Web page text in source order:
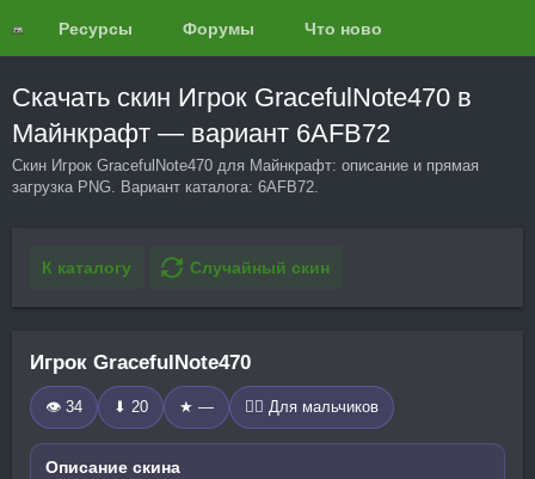
Ресурсы Форумы Что нового?
Скачать скин Игрок GracefulNote470 в
Майнкрафт — вариант 6AFB72
Скин Игрок GracefulNote470 для Майнкрафт: описание и прямая
загрузка PNG. Вариант каталога: 6AFB72.
К каталогу Случайный скин
Игрок GracefulNote470
👁 34 ⬇ 20 ★ — 🧍‍♂️ Для мальчиков
Описание скина